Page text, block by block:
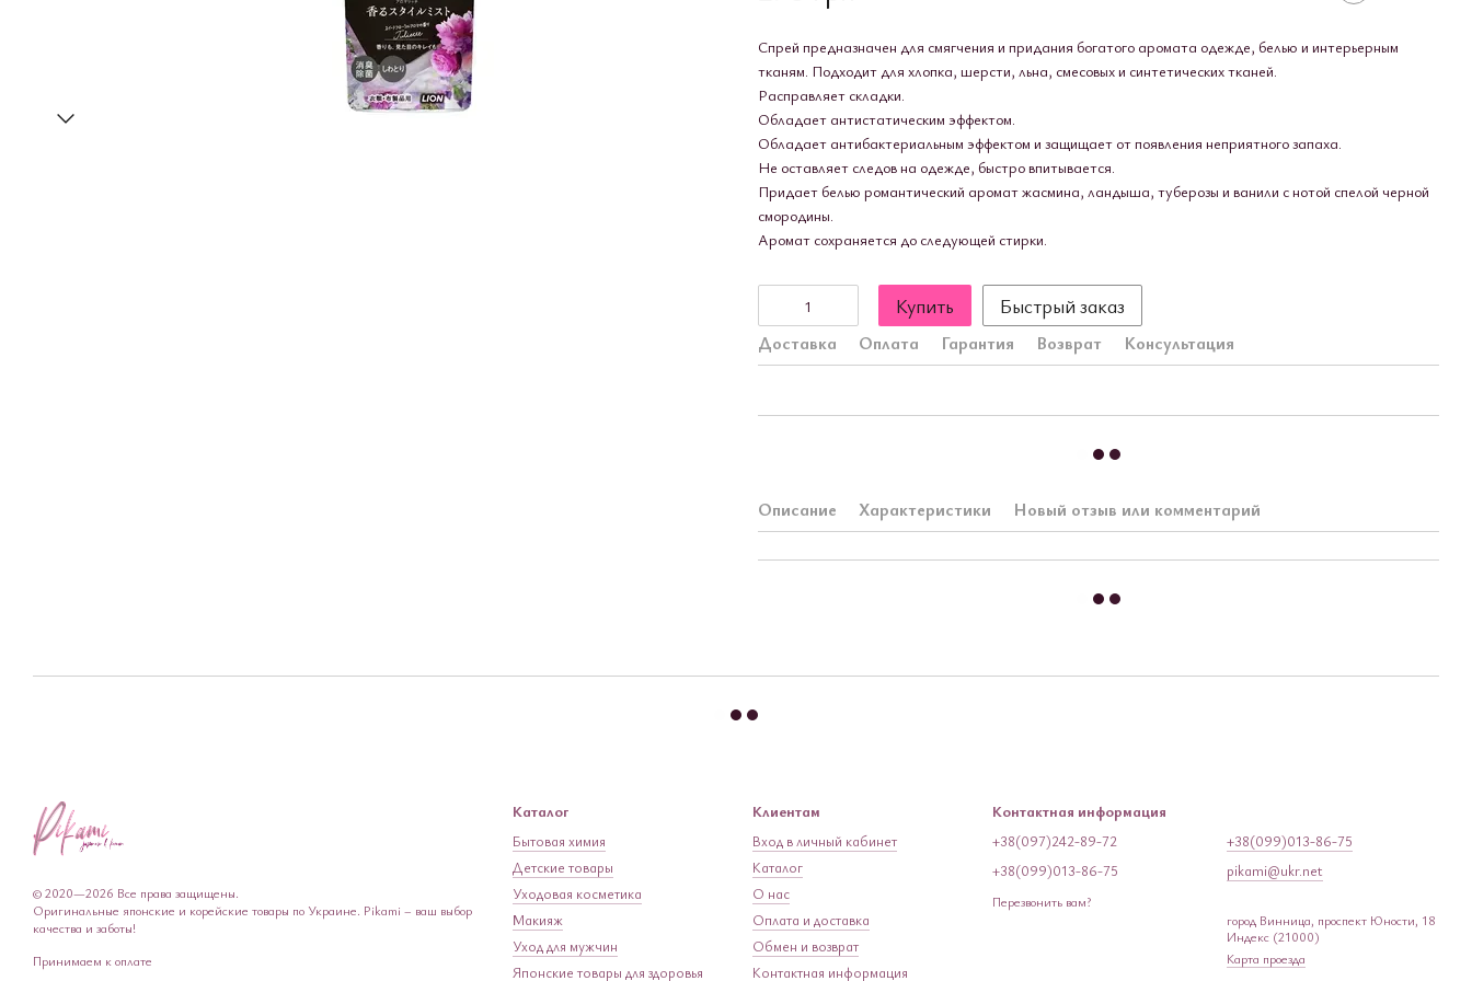
Спрей предназначен для смягчения и придания богатого аромата одежде, белью и интерьерным
тканям. Подходит для хлопка, шерсти, льна, смесовых и синтетических тканей.
Расправляет складки.
Обладает антистатическим эффектом.
Обладает антибактериальным эффектом и защищает от появления неприятного запаха.
Не оставляет следов на одежде, быстро впитывается.
Придает белью романтический аромат жасмина, ландыша, туберозы и ванили с нотой спелой черной
смородины.
Аромат сохраняется до следующей стирки.
Купить Быстрый заказ
Доставка Оплата Гарантия Возврат Консультация
Описание Характеристики Новый отзыв или комментарий
© 2020—2026 Все права защищены.
Оригинальные японские и корейские товары по Украине. Pikami – ваш выбор
качества и заботы!
Принимаем к оплате
Каталог
Бытовая химия
Детские товары
Уходовая косметика
Макияж
Уход для мужчин
Японские товары для здоровья
Клиентам
Вход в личный кабинет
Каталог
О нас
Оплата и доставка
Обмен и возврат
Контактная информация
Контактная информация
+38(097)242-89-72
+38(099)013-86-75
Перезвонить вам?
+38(099)013-86-75
pikami@ukr.net
город Винница, проспект Юности, 18
Индекс (21000)
Карта проезда